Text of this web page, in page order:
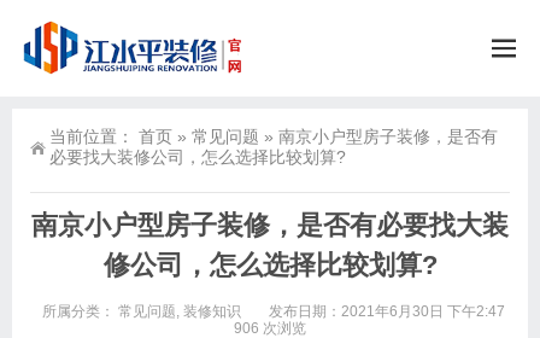
当前位置： 首页 » 常见问题 » 南京小户型房子装修，是否有
必要找大装修公司，怎么选择比较划算?
南京小户型房子装修，是否有必要找大装
修公司，怎么选择比较划算?
所属分类： 常见问题, 装修知识
发布日期：2021年6月30日 下午2:47
906 次浏览